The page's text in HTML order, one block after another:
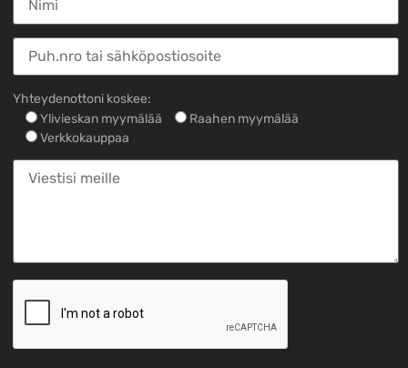
Yhteydenottoni koskee:
Ylivieskan myymälää
Raahen myymälää
Verkkokauppaa